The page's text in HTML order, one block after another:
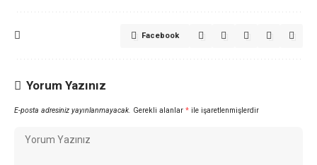
Facebook
Yorum Yazınız
E-posta adresiniz yayınlanmayacak. Gerekli alanlar * ile işaretlenmişlerdir